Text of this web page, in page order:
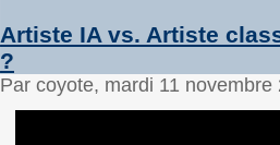
Artiste IA vs. Artiste
?
Par coyote, mardi 11